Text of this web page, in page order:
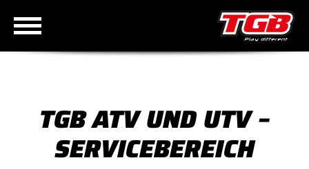
TGB ATV UND UTV –
SERVICEBEREICH